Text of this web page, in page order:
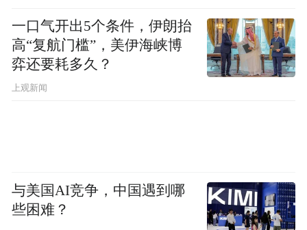
一口气开出5个条件，伊朗抬
高“复航门槛”，美伊海峡博
弈还要耗多久？
上观新闻
与美国AI竞争，中国遇到哪
些困难？